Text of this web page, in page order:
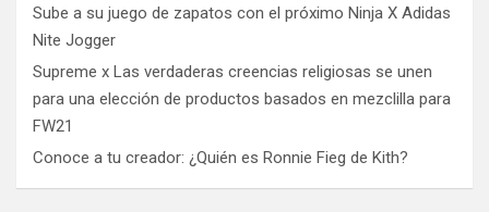
Sube a su juego de zapatos con el próximo Ninja X Adidas
Nite Jogger
Supreme x Las verdaderas creencias religiosas se unen
para una elección de productos basados ​​en mezclilla para
FW21
Conoce a tu creador: ¿Quién es Ronnie Fieg de Kith?